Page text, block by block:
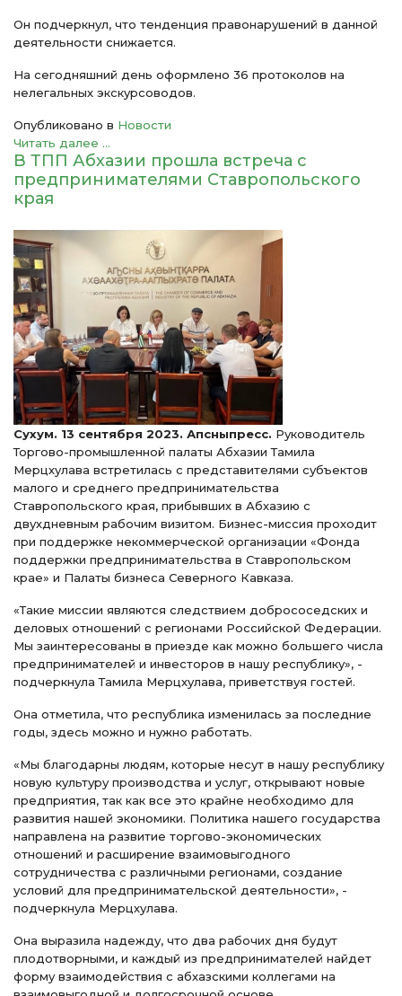
Он подчеркнул, что тенденция правонарушений в данной
деятельности снижается.
На сегодняшний день оформлено 36 протоколов на
нелегальных экскурсоводов.
Опубликовано в Новости
Читать далее ...
В ТПП Абхазии прошла встреча с
предпринимателями Ставропольского
края
Сухум. 13 сентября 2023. Апсныпресс. Руководитель
Торгово-промышленной палаты Абхазии Тамила
Мерцхулава встретилась с представителями субъектов
малого и среднего предпринимательства
Ставропольского края, прибывших в Абхазию с
двухдневным рабочим визитом. Бизнес-миссия проходит
при поддержке некоммерческой организации «Фонда
поддержки предпринимательства в Ставропольском
крае» и Палаты бизнеса Северного Кавказа.
«Такие миссии являются следствием добрососедских и
деловых отношений с регионами Российской Федерации.
Мы заинтересованы в приезде как можно большего числа
предпринимателей и инвесторов в нашу республику», -
подчеркнула Тамила Мерцхулава, приветствуя гостей.
Она отметила, что республика изменилась за последние
годы, здесь можно и нужно работать.
«Мы благодарны людям, которые несут в нашу республику
новую культуру производства и услуг, открывают новые
предприятия, так как все это крайне необходимо для
развития нашей экономики. Политика нашего государства
направлена на развитие торгово-экономических
отношений и расширение взаимовыгодного
сотрудничества с различными регионами, создание
условий для предпринимательской деятельности», -
подчеркнула Мерцхулава.
Она выразила надежду, что два рабочих дня будут
плодотворными, и каждый из предпринимателей найдет
форму взаимодействия с абхазскими коллегами на